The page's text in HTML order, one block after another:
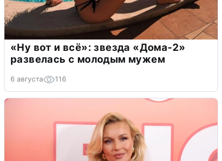
«Ну вот и всё»: звезда «Дома-2»
развелась с молодым мужем
6 августа 116